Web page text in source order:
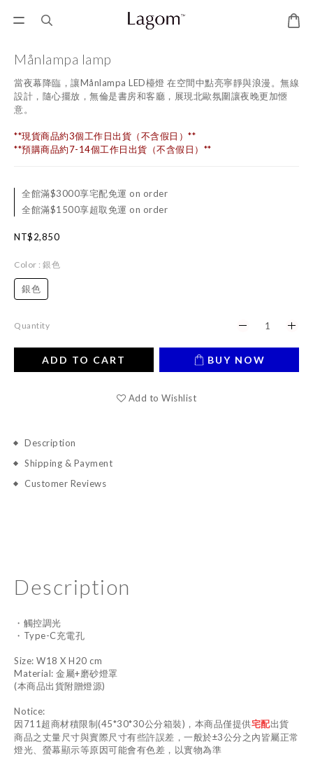
Månlampa lamp
當夜幕降臨，讓Månlampa LED檯燈 在空間中點亮寧靜與浪漫。無線
設計，隨心擺放，無倫是書房和客廳，展現北歐氛圍讓夜晚更加愜
意。
**現貨商品約3個工作日出貨（不含假日）**
**預購商品約7-14個工作日出貨（不含假日）**
全館滿$3000享宅配免運 on order
全館滿$1500享超取免運 on order
NT$2,850
Color : 銀色
銀色
Quantity
ADD TO CART BUY NOW
Add to Wishlist
Description
Shipping & Payment
Customer Reviews
Description
・觸控調光
・Type-C充電孔
Size: W18 X H20 cm
Material: 金屬+磨砂燈罩
(本商品出貨附贈燈源)
Notice:
因711超商材積限制(45*30*30公分箱裝)，本商品僅提供宅配出貨
商品之丈量尺寸與實際尺寸有些許誤差，一般於±3公分之內皆屬正常
燈光、螢幕顯示等原因可能會有色差，以實物為準